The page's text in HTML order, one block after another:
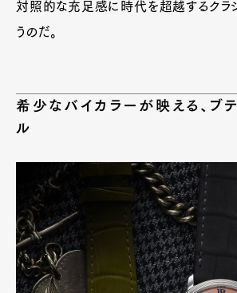
対照的な充足感に時代を超越するクラ
うのだ。
希少なバイカラーが映える、ブ
ル